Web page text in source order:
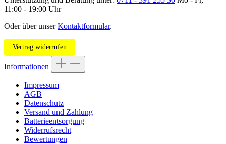
11:00 - 19:00 Uhr
Oder über unserKontaktformular.
Vertrag widerrufen
Informationen
Impressum
AGB
Datenschutz
Versand und Zahlung
Batterieentsorgung
Widerrufsrecht
Bewertungen